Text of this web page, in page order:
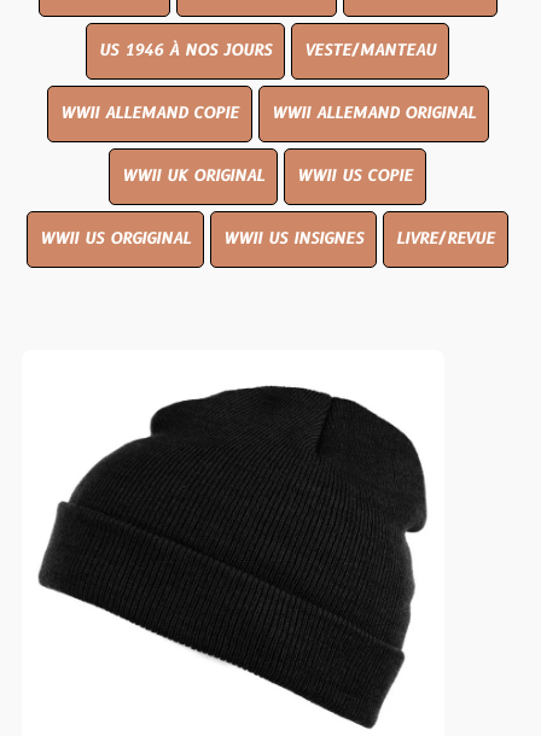
US 1946 À NOS JOURS VESTE/MANTEAU
WWII ALLEMAND COPIE WWII ALLEMAND ORIGINAL
WWII UK ORIGINAL WWII US COPIE
WWII US ORGIGINAL WWII US INSIGNES LIVRE/REVUE